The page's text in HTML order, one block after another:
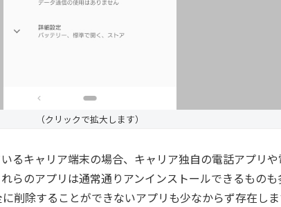
（クリックで拡大します）
キャリア端末の場合、キャリア独自の電話アプリ
らのアプリは通常通りアンインストールできるもの
削除することができないアプリも少なからず存在しま